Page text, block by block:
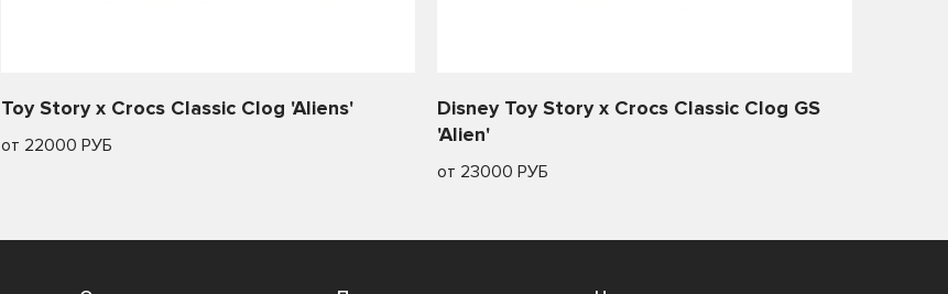
Toy Story x Crocs Classic Clog 'Aliens'
от 22000 РУБ
Disney Toy Story x Crocs Classic Clog GS
'Alien'
от 23000 РУБ